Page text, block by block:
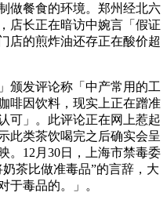
做餐食的环境。郑州经北六
店长正在暗访中婉言「假证
店的煎炸油还存正在酸价超
发评论称「中产常用的工
啡因饮料，现实上正在蹭准
可」。此评论正在网上惹起
此类茶饮喝完之后确实会呈
。12月30日，上海市禁毒委
茶比做准毒品”的言辞，大
于毒品的。」。